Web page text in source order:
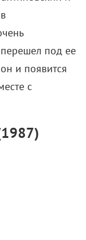
и появится
с